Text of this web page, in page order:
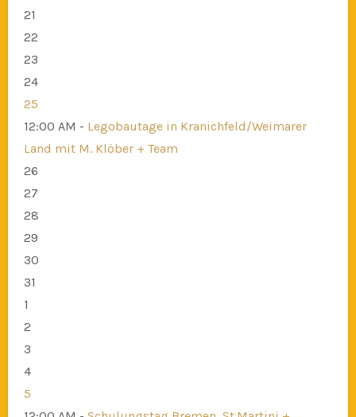
21
22
23
24
25
12:00 AM - Legobautage in Kranichfeld/Weimarer
Land mit M. Klöber + Team
26
27
28
29
30
31
1
2
3
4
5